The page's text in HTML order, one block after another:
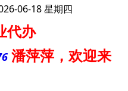
06-18 星期四
代办
潘萍萍 ，欢迎来